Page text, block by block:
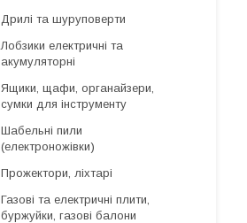
Дрилі та шуруповерти
Лобзики електричні та
акумуляторні
Ящики, щафи, органайзери,
сумки для інструменту
Шабельні пили
(електроножівки)
Прожектори, ліхтарі
Газові та електричні плити,
буржуйки, газові балони